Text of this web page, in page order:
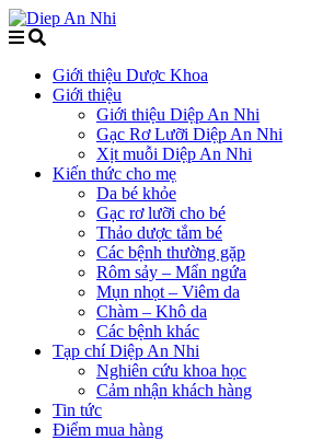
Giới thiệu Dược Khoa
Giới thiệu
Giới thiệu Diệp An Nhi
Gạc Rơ Lưỡi Diệp An Nhi
Xịt muỗi Diệp An Nhi
Kiến thức cho mẹ
Da bé khỏe
Gạc rơ lưỡi cho bé
Thảo dược tắm bé
Các bệnh thường gặp
Rôm sảy – Mẩn ngứa
Mụn nhọt – Viêm da
Chàm – Khô da
Các bệnh khác
Tạp chí Diệp An Nhi
Nghiên cứu khoa học
Cảm nhận khách hàng
Tin tức
Điểm mua hàng